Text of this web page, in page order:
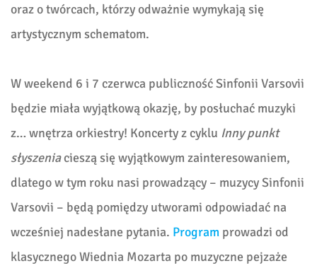
oraz o twórcach, którzy odważnie wymykają się
artystycznym schematom.
W weekend 6 i 7 czerwca publiczność Sinfonii Varsovii
będzie miała wyjątkową okazję, by posłuchać muzyki
z… wnętrza orkiestry! Koncerty z cyklu Inny punkt
słyszeniacieszą się wyjątkowym zainteresowaniem,
dlatego w tym roku nasi prowadzący – muzycy Sinfonii
Varsovii – będą pomiędzy utworami odpowiadać na
wcześniej nadesłane pytania. Program prowadzi od
klasycznego Wiednia Mozarta po muzyczne pejzaże